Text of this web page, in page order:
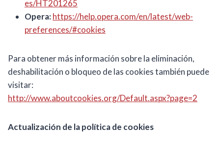
es/HT201265
Opera:https://help.opera.com/en/latest/web-
preferences/#cookies
Para obtener más información sobre la eliminación,
deshabilitación o bloqueo de las cookies también puede
visitar:
http://www.aboutcookies.org/Default.aspx?page=2
Actualización de la política de cookies